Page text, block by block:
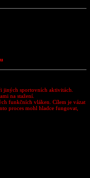
jiných sportovních aktivitách.
na stažení.
funkčních vláken. Cílem je vázat
proces mohl hladce fungovat,